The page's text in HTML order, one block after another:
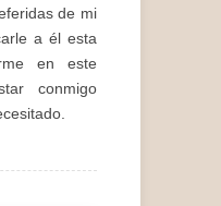
de mi
a él esta
en este
conmigo